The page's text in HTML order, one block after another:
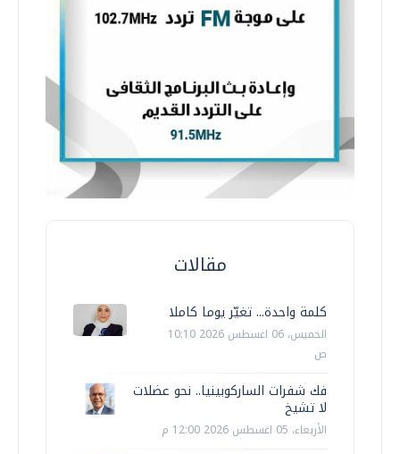
مقالات
كلمة واحدة... تغيّر يوما كاملا
الخميس، 06 اغسطس 2026 10:10
ص
فك شفرات الساركوبينيا.. نحو عضلات
لا تشيخ
الأربعاء، 05 اغسطس 2026 12:00 م